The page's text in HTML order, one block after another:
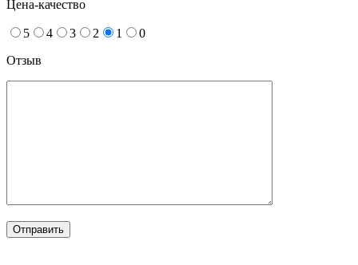
Цена-качество
5 4 3 2 1
0
Отзыв